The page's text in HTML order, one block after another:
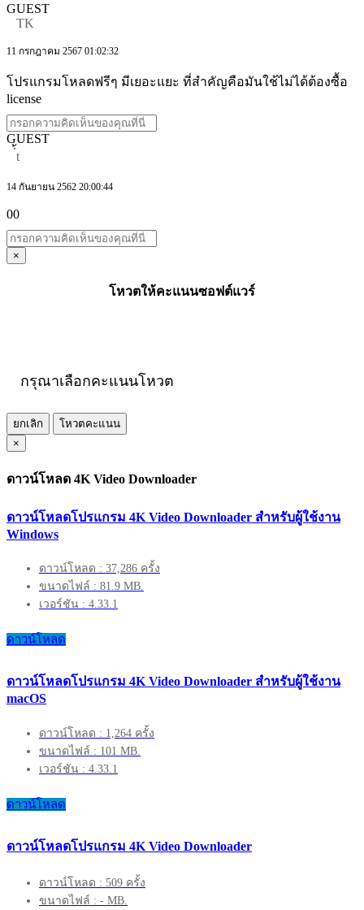
GUEST
TK
11 กรกฎาคม 2567 01:02:32
โปรแกรมโหลดฟรีๆ มีเยอะแยะ ที่สำคัญคือมันใช้ไม่ได้ต้องซื้อ
license
GUEST
่้t
14 กันยายน 2562 20:00:44
00
×
โหวตให้คะแนนซอฟต์แวร์
กรุณาเลือกคะแนนโหวต
ยกเลิก
โหวตคะแนน
×
ดาวน์โหลด 4K Video Downloader
ดาวน์โหลดโปรแกรม 4K Video Downloader สำหรับผู้ใช้งาน
Windows
ดาวน์โหลด : 37,286 ครั้ง
ขนาดไฟล์ : 81.9 MB.
เวอร์ชัน : 4.33.1
ดาวน์โหลด
ดาวน์โหลดโปรแกรม 4K Video Downloader สำหรับผู้ใช้งาน
macOS
ดาวน์โหลด : 1,264 ครั้ง
ขนาดไฟล์ : 101 MB.
เวอร์ชัน : 4.33.1
ดาวน์โหลด
ดาวน์โหลดโปรแกรม 4K Video Downloader
ดาวน์โหลด : 509 ครั้ง
ขนาดไฟล์ : - MB.